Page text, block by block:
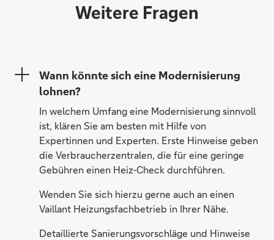
Weitere Fragen
Wann könnte sich eine Modernisierung
lohnen?
In welchem Umfang eine Modernisierung sinnvoll
ist, klären Sie am besten mit Hilfe von
Expertinnen und Experten. Erste Hinweise geben
die Verbraucherzentralen, die für eine geringe
Gebühren einen Heiz-Check durchführen.
Wenden Sie sich hierzu gerne auch an einen
Vaillant Heizungsfachbetrieb in Ihrer Nähe.
Detaillierte Sanierungsvorschläge und Hinweise